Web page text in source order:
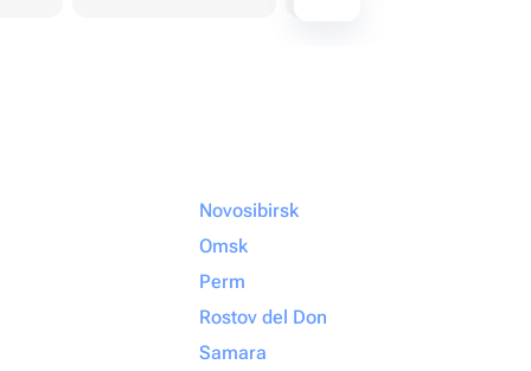
Novosibirsk
Omsk
Perm
Rostov del Don
Samara